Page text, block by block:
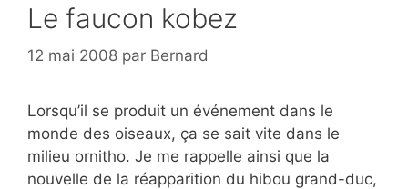
Le faucon kobez
12 mai 2008 par Bernard
Lorsqu’il se produit un événement dans le
monde des oiseaux, ça se sait vite dans le
milieu ornitho. Je me rappelle ainsi que la
nouvelle de la réapparition du hibou grand-duc,